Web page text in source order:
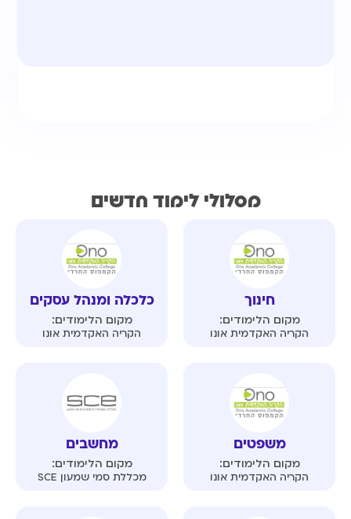
מסלולי לימוד חדשים
חינוך
מקום הלימודים:
הקריה האקדמית אונו
כלכלה ומנהל עסקים
מקום הלימודים:
הקריה האקדמית אונו
משפטים
מקום הלימודים:
הקריה האקדמית אונו
מחשבים
מקום הלימודים:
מכללת סמי שמעון SCE